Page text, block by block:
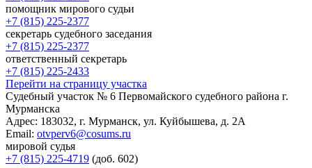
помощник мирового судьи
+7 (815) 225-2377
секретарь судебного заседания
+7 (815) 225-2377
ответственный секретарь
+7 (815) 225-2433
Перейти на страницу участка
Cудебный участок № 6 Первомайского судебного района г.
Мурманска
Адрес: 183032, г. Мурманск, ул. Куйбышева, д. 2А
Email: otvperv6@cosums.ru
мировой судья
+7 (815) 225-4719 (доб. 602)